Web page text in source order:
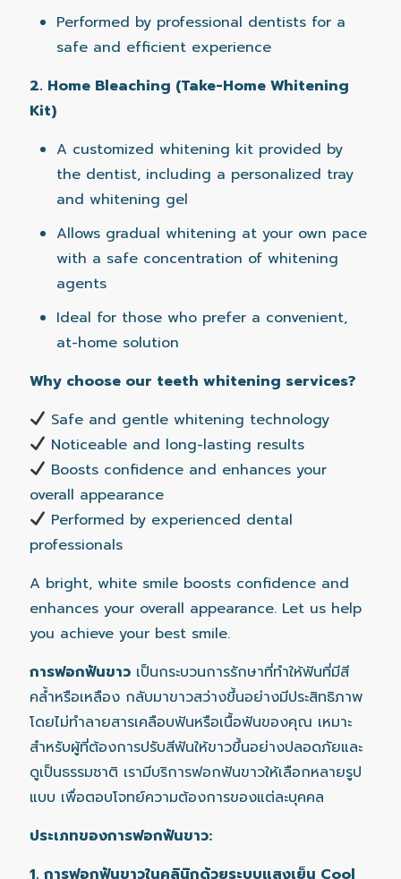
Performed by professional dentists for a
safe and efficient experience
2. Home Bleaching (Take-Home Whitening
Kit)
A customized whitening kit provided by
the dentist, including a personalized tray
and whitening gel
Allows gradual whitening at your own pace
with a safe concentration of whitening
agents
Ideal for those who prefer a convenient,
at-home solution
Why choose our teeth whitening services?
Safe and gentle whitening technology
Noticeable and long-lasting results
Boosts confidence and enhances your
overall appearance
Performed by experienced dental
professionals
A bright, white smile boosts confidence and
enhances your overall appearance. Let us help
you achieve your best smile.
การฟอกฟันขาว เป็นกระบวนการรักษาที่ทำให้ฟันที่มีสี
คล้ำหรือเหลือง กลับมาขาวสว่างขึ้นอย่างมีประสิทธิภาพ
โดยไม่ทำลายสารเคลือบฟันหรือเนื้อฟันของคุณ เหมาะ
สำหรับผู้ที่ต้องการปรับสีฟันให้ขาวขึ้นอย่างปลอดภัยและ
ดูเป็นธรรมชาติ เรามีบริการฟอกฟันขาวให้เลือกหลายรูป
แบบ เพื่อตอบโจทย์ความต้องการของแต่ละบุคคล
ประเภทของการฟอกฟันขาว:
1. การฟอกฟันขาวในคลินิกด้วยระบบแสงเย็น Cool